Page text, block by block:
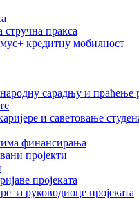
стручна пракса
кредитну мобилност
сарадњу и праћење
и саветовање
финансирања
пројекти
пројеката
за руководиоце пројеката